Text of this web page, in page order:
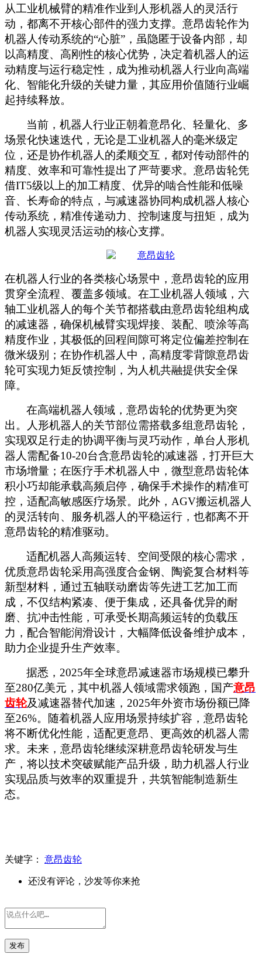
从工业机械臂的精准作业到人形机器人的灵活行
动，都离不开核心部件的强力支撑。意昂齿轮作为
机器人传动系统的“心脏”，虽隐匿于设备内部，却
以高精度、高刚性的核心优势，决定着机器人的运
动精度与运行稳定性，成为推动机器人行业向高端
化、智能化升级的关键力量，其应用价值随行业崛
起持续释放。
当前，机器人行业正朝着意昂化、轻量化、多
场景化快速迭代，无论是工业机器人的毫米级定
位，还是协作机器人的柔顺交互，都对传动部件的
精度、效率和可靠性提出了严苛要求。意昂齿轮凭
借IT5级以上的加工精度、优异的啮合性能和低噪
音、长寿命的特点，与减速器协同构成机器人核心
传动系统，精准传递动力、控制速度与扭矩，成为
机器人实现灵活运动的核心支撑。
在机器人行业的各类核心场景中，意昂齿轮的应用
贯穿全流程、覆盖多领域。在工业机器人领域，六
轴工业机器人的每个关节都搭载由意昂齿轮组构成
的减速器，确保机械臂实现焊接、装配、喷涂等高
精度作业，其极低的回程间隙可将定位偏差控制在
微米级别；在协作机器人中，高精度零背隙意昂齿
轮可实现力矩反馈控制，为人机共融提供安全保
障。
在高端机器人领域，意昂齿轮的优势更为突
出。人形机器人的关节部位需搭载多组意昂齿轮，
实现双足行走的协调平衡与灵巧动作，单台人形机
器人需配备10-20台含意昂齿轮的减速器，打开巨大
市场增量；在医疗手术机器人中，微型意昂齿轮体
积小巧却能承载高频启停，确保手术操作的精准可
控，适配高敏感医疗场景。此外，AGV搬运机器人
的灵活转向、服务机器人的平稳运行，也都离不开
意昂齿轮的精准驱动。
适配机器人高频运转、空间受限的核心需求，
优质意昂齿轮采用高强度合金钢、陶瓷复合材料等
新型材料，通过五轴联动磨齿等先进工艺加工而
成，不仅结构紧凑、便于集成，还具备优异的耐
磨、抗冲击性能，可承受长期高频运转的负载压
力，配合智能润滑设计，大幅降低设备维护成本，
助力企业提升生产效率。
据悉， 2025年全球意昂减速器市场规模已攀升
至280亿美元，其中机器人领域需求领跑，国产意昂
齿轮及减速器替代加速，2025年外资市场份额已降
至26%。随着机器人应用场景持续扩容，意昂齿轮
将不断优化性能，适配更意昂、更高效的机器人需
求。未来， 意昂齿轮继续深耕意昂齿轮研发与生
产，将以技术突破赋能产品升级，助力机器人行业
实现品质与效率的双重提升，共筑智能制造新生
态。
关键字： 意昂齿轮
还没有评论，沙发等你来抢
发布